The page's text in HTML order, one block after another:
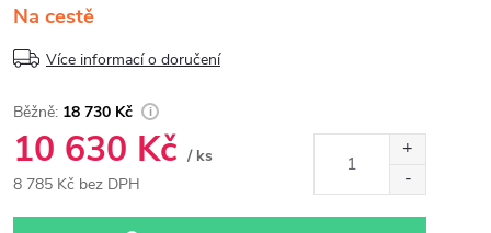
Na cestě
Více informací o doručení
18 730 Kč
10 630 Kč / ks
8 785 Kč bez DPH